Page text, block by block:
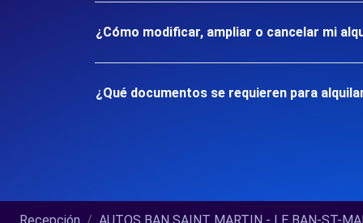
¿Cómo modificar, ampliar o cancelar mi
¿Qué documentos se requieren para